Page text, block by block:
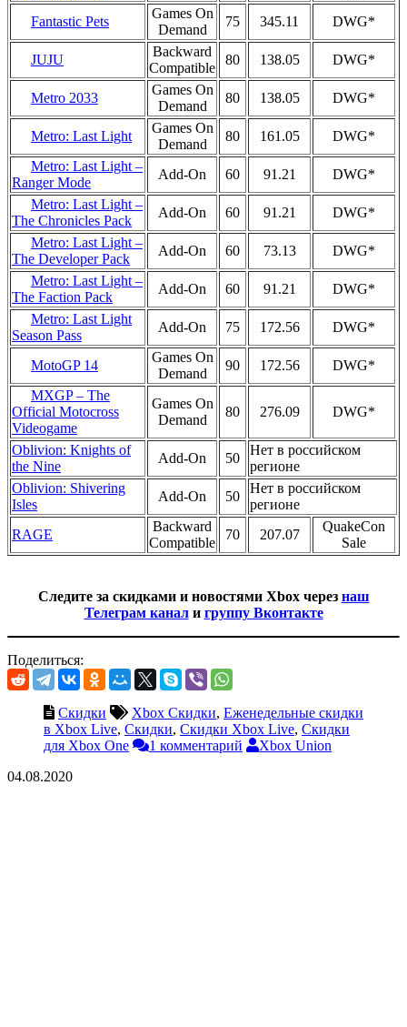
Fantastic Pets
Games On
Demand
75 345.11 DWG*
JUJU
Backward
Compatible
80 138.05 DWG*
Metro 2033
Games On
Demand
80 138.05 DWG*
Metro: Last Light
Games On
Demand
80 161.05
DWG*
Metro: Last Light –
Ranger Mode
Add-On 60 91.21
DWG*
Metro: Last Light –
The Chronicles Pack
Add-On 60 91.21
DWG*
Metro: Last Light –
The Developer Pack
Add-On 60 73.13
DWG*
Metro: Last Light –
The Faction Pack
Add-On 60 91.21
DWG*
Metro: Last Light
Season Pass
Add-On 75 172.56 DWG*
MotoGP 14
Games On
Demand
90 172.56
DWG*
MXGP – The
Official Motocross
Videogame
Games On
Demand
80 276.09 DWG*
Oblivion: Knights of
the Nine
Add-On 50
Нет в российском
регионе
Oblivion: Shivering
Isles
Add-On 50
Нет в российском
регионе
RAGE
Backward
Compatible
70 207.07
QuakeCon
Sale
Следите за скидками и новостями Xbox через наш
Телеграм канали группу Вконтакте
Поделиться:
Скидки Xbox Скидки, Еженедельные скидки
в Xbox Live, Скидки, Скидки Xbox Live, Скидки
для Xbox One
1 комментарий
Xbox Union
04.08.2020